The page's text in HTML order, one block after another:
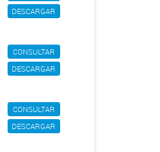
DESCARGAR
CONSULTAR
DESCARGAR
CONSULTAR
DESCARGAR